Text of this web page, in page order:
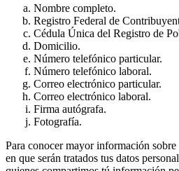
Nombre completo.
Registro Federal de
Cédula Única del Registro de
Domicilio.
Número telefónico particular.
Número telefónico laboral.
Correo electrónico particular.
Correo electrónico laboral.
Firma autógrafa.
Fotografía.
Para conocer mayor información
en que serán tratados tus datos